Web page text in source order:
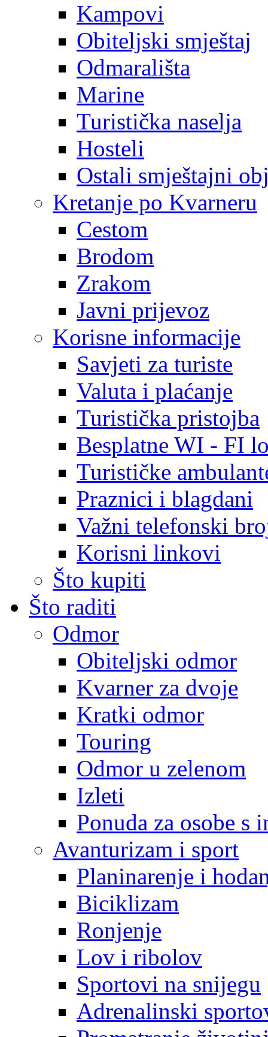
Kampovi
Obiteljski smještaj
Odmarališta
Marine
Turistička naselja
Hosteli
Ostali smještajni
Kretanje po Kvarneru
Cestom
Brodom
Zrakom
Javni prijevoz
Korisne informacije
Savjeti za turiste
Valuta i plaćanje
Turistička pristojba
Besplatne WI - FI
Turističke
Praznici i blagdani
Važni telefonski
Korisni linkovi
Što kupiti
Što raditi
Odmor
Obiteljski odmor
Kvarner za dvoje
Kratki odmor
Touring
Odmor u zelenom
Izleti
Ponuda za osobe s
Avanturizam i sport
Planinarenje i
Biciklizam
Ronjenje
Lov i ribolov
Sportovi na snijegu
Adrenalinski